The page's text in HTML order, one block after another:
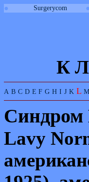
● Surgerycom ●
К
A B C D E F G H I J K L M
Синдром
Lavy